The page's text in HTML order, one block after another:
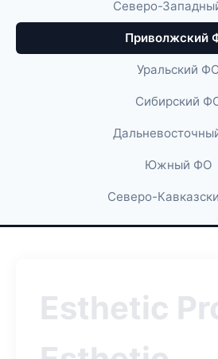
Северо-
Приволжский
Уральский
Сибирский
Южный ФО
Северо-
Esthetic